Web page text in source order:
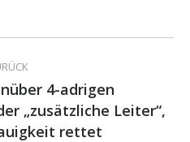
Vorheriger
Beitrag:
4-adrigen
„zusätzliche Leiter“,
rettet